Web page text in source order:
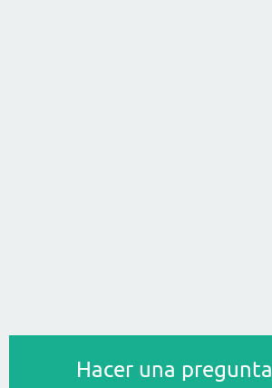
Hacer una pregunta